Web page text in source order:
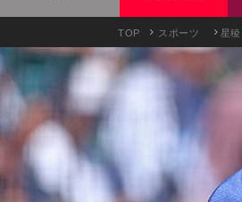
TOP スポーツ 星